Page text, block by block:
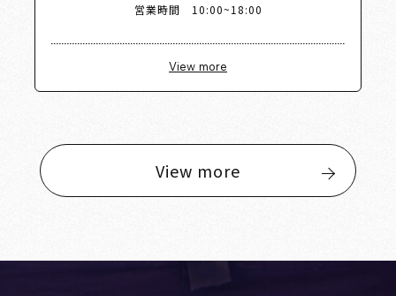
営業時間 10:00~18:00
View more
View more